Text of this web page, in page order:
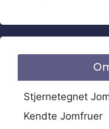
Stjernetegnet
Kendte Jomfruer